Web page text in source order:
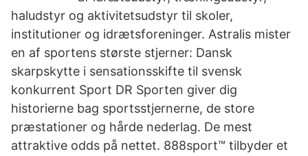
haludstyr og aktivitetsudstyr til skoler,
institutioner og idrætsforeninger. Astralis mister
en af sportens største stjerner: Dansk
skarpskytte i sensationsskifte til svensk
konkurrent Sport DR Sporten giver dig
historierne bag sportsstjernerne, de store
præstationer og hårde nederlag. De mest
attraktive odds på nettet. 888sport™ tilbyder et